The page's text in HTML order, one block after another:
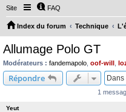
Site FAQ
Index du forum Technique
Allumage Polo GT
Modérateurs : fandemapolo oof-will
Répondre
1
Yeut